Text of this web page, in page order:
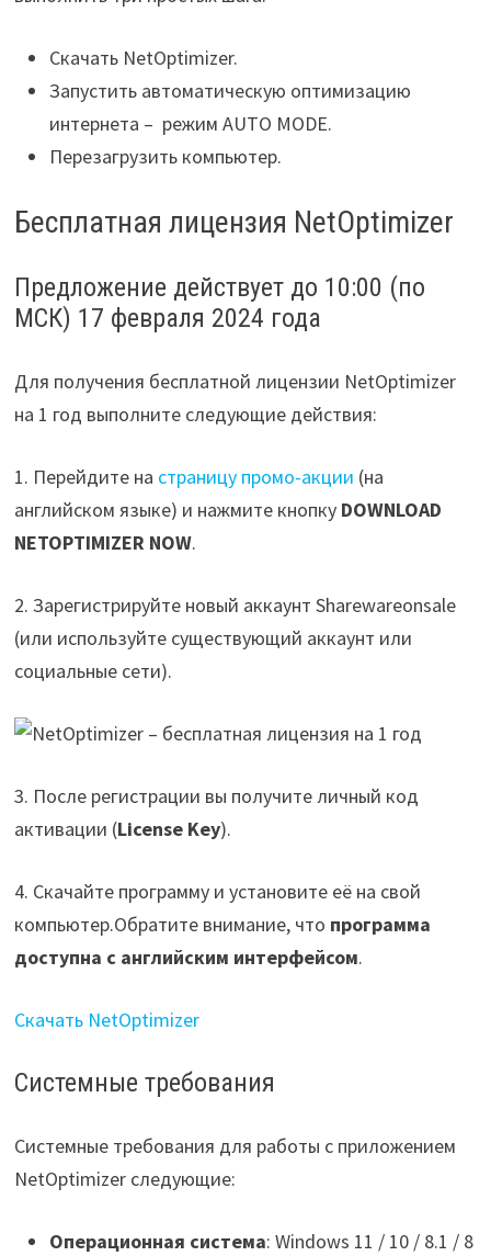
Скачать NetOptimizer.
Запустить автоматическую оптимизацию
интернета – режим AUTO MODE.
Перезагрузить компьютер.
Бесплатная лицензия NetOptimizer
Предложение действует до 10:00 (по
МСК) 17 февраля 2024 года
Для получения бесплатной лицензии NetOptimizer
на 1 год выполните следующие действия:
1. Перейдите на страницу промо-акции (на
английском языке) и нажмите кнопку DOWNLOAD
NETOPTIMIZER NOW.
2. Зарегистрируйте новый аккаунт Sharewareonsale
(или используйте существующий аккаунт или
социальные сети).
3. После регистрации вы получите личный код
активации (License Key).
4. Скачайте программу и установите её на свой
компьютер.Обратите внимание, что программа
доступна с английским интерфейсом.
Скачать NetOptimizer
Системные требования
Системные требования для работы с приложением
NetOptimizer следующие:
Операционная система: Windows 11 / 10 / 8.1 / 8